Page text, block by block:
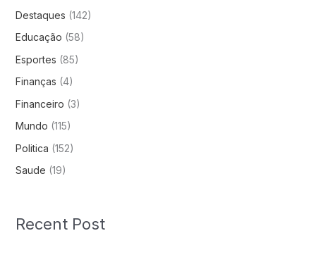
Destaques (142)
Educação (58)
Esportes (85)
Finanças (4)
Financeiro (3)
Mundo (115)
Politica (152)
Saude (19)
Recent Post